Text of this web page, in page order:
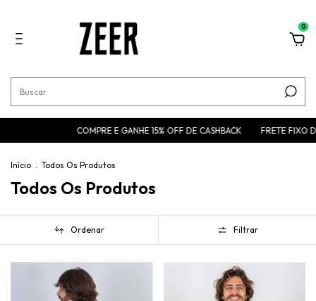
0
COMPRE E GANHE 15% OFF DE CASHBACK FRETE FIXO DE 15,90 PARA
Início . Todos Os Produtos
Todos Os Produtos
Ordenar Filtrar